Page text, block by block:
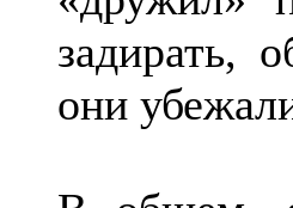
задирать,
они